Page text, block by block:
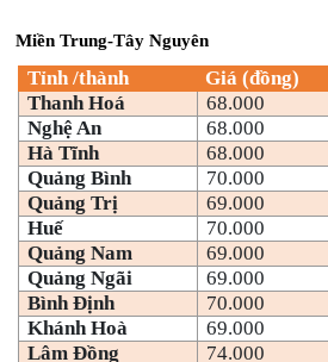
Miền Trung-Tây Nguyên
Tỉnh /thành Giá (đồng)
Thanh Hoá
68.000
Nghệ An
68.000
Hà Tĩnh
68.000
Quảng Bình
70.000
Quảng Trị
69.000
Huế
70.000
Quảng Nam
69.000
Quảng Ngãi
69.000
Bình Định
70.000
Khánh Hoà
69.000
Lâm Đồng
74.000